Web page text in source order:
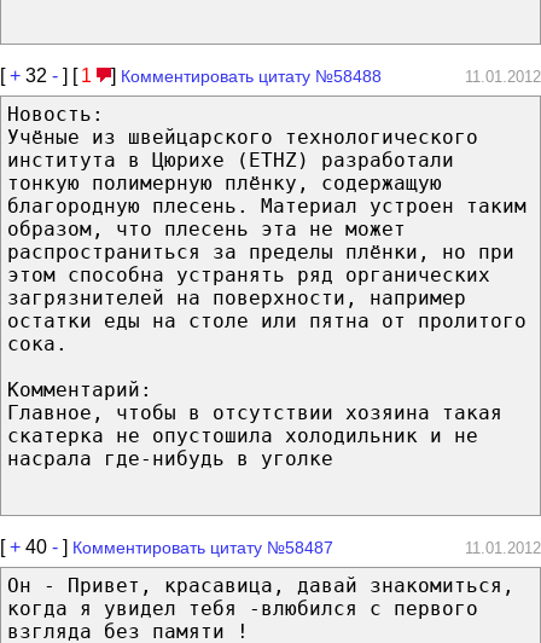
[+ 32 - ] [ 1 ] Комментировать цитату №58488 11.01.2012
Новость:
Учёные из швейцарского технологического
института в Цюрихе (ETHZ) разработали
тонкую полимерную плёнку, содержащую
благородную плесень. Материал устроен таким
образом, что плесень эта не может
распространиться за пределы плёнки, но при
этом способна устранять ряд органических
загрязнителей на поверхности, например
остатки еды на столе или пятна от пролитого
сока.
Комментарий:
Главное, чтобы в отсутствии хозяина такая
скатерка не опустошила холодильник и не
насрала где-нибудь в уголке
[+ 40 - ] Комментировать цитату №58487 11.01.2012
Он - Привет, красавица, давай знакомиться,
когда я увидел тебя -влюбился с первого
взгляда без памяти !